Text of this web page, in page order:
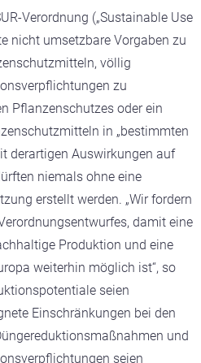
Verordnung („Sustainable Use
nicht umsetzbare Vorgaben zu
völlig
zu
Pflanzenschutzes oder ein
in „bestimmten
derartigen Auswirkungen auf
niemals ohne eine
erstellt werden. „Wir fordern
damit eine
Produktion und eine
weiterhin möglich ist“, so
seien
Einschränkungen bei den
und
seien